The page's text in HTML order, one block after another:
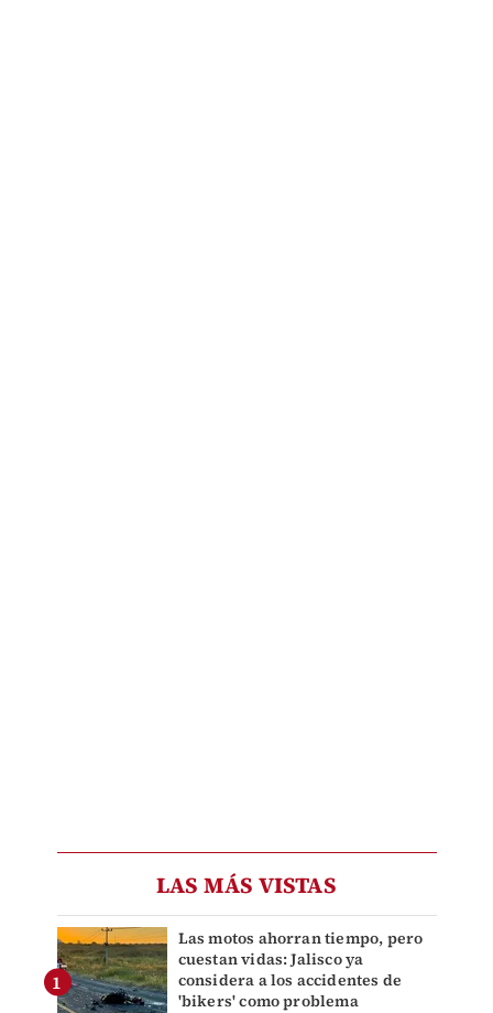
LAS MÁS VISTAS
Las motos ahorran tiempo, pero
cuestan vidas: Jalisco ya
considera a los accidentes de
'bikers' como problema